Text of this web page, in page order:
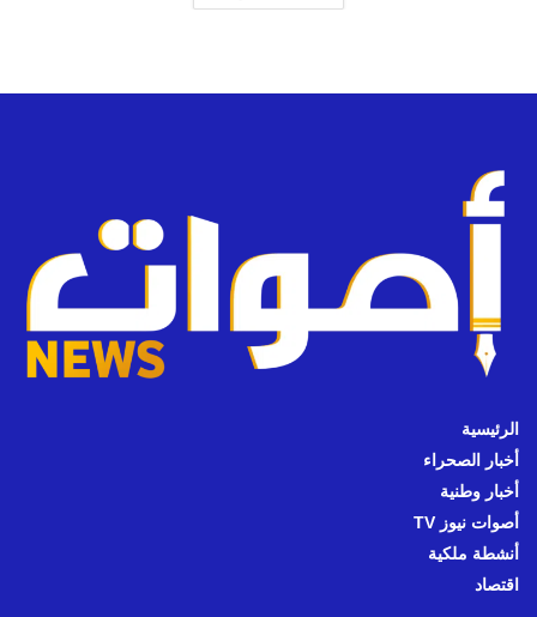
الرئيسية
أخبار الصحراء
أخبار وطنية
أصوات نيوز TV
أنشطة ملكية
اقتصاد